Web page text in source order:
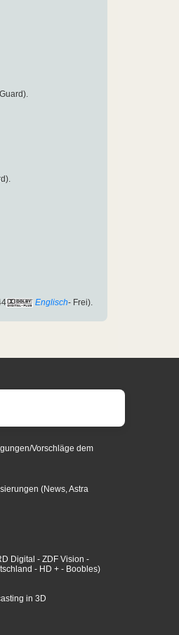
Englisch- Frei).
Vorschläge dem
(News, Astra
Digital - ZDF Vision -
- HD + - Boobles)
in 3D